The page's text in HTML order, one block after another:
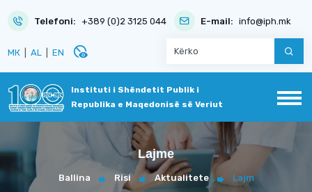
Telefoni: +389 (0)2 3125 044 E-mail: info@iph.mk
МК AL EN disabled_visible
Instituti i Shëndetit Publik i
Republika e Maqedonisë së Veriut
Lajme
Ballina Risi Aktualitete Lajm